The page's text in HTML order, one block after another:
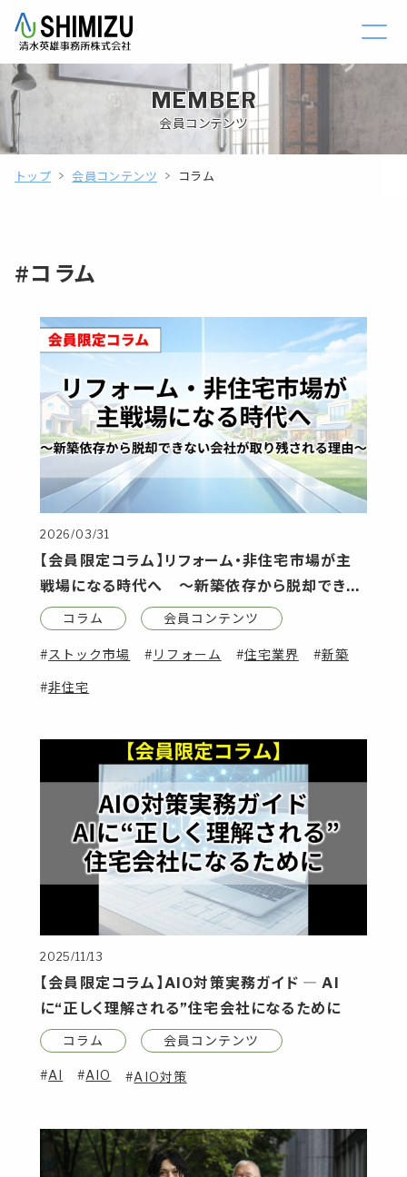
MEMBER
会員コンテンツ
トップ 会員コンテンツ コラム
#コラム
2026/03/31
【会員限定コラム】リフォーム・非住宅市場が主
戦場になる時代へ ～新築依存から脱却できな
い会社が取り残される理由～
コラム 会員コンテンツ
ストック市場 リフォーム 住宅業界 新築
非住宅
2025/11/13
【会員限定コラム】AIO対策実務ガイド ― AI
に“正しく理解される”住宅会社になるために
コラム 会員コンテンツ
AI AIO AIO対策